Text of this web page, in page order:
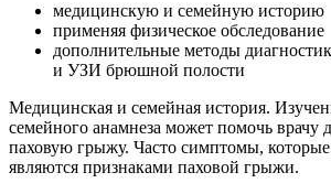
медицинскую и семейную историю
применяя физическое обследование
дополнительные методы
и УЗИ брюшной полости
Медицинская и семейная история.
семейного анамнеза может помочь врачу
паховую грыжу. Часто симптомы,
являются признаками паховой грыжи.